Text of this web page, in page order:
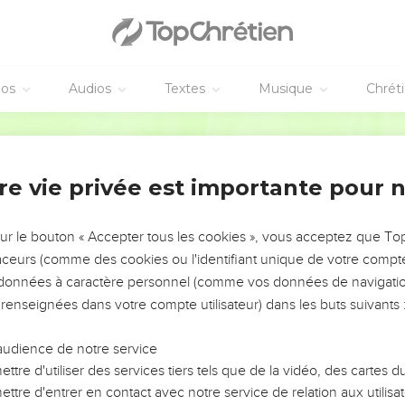
Audios Textes Musique
d’Israël par leur famille et leur origine :
des prêtres : les descendants de Habaja, d'Hakkots et de
actes généalogiques mais ne les avaient pas trouvés, de
leur interdit de manger des offrandes très saintes, et ce
entière se composait de 42'360 personnes,
et leurs servantes, au nombre de 7337. Parmi eux se
245 mulets,
famille, lors de leur arrivée à l’emplacement de la maison de
pour la maison de Dieu, afin qu'on la reconstruise sur
vie privée est importante pour
le bouton « Accepter tous les cookies », vous acceptez que
(comme des cookies ou l'identifiant unique de votre
à caractère personnel (comme vos données de
dans votre compte utilisateur) dans les buts suivants :
de notre service
d'utiliser des services tiers tels que de la vidéo, des cartes
d'entrer en contact avec notre service de relation aux